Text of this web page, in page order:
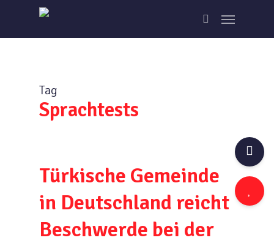
main
search
Menu
Tag
Sprachtests
Türkische Gemeinde
in Deutschland reicht
Beschwerde bei der